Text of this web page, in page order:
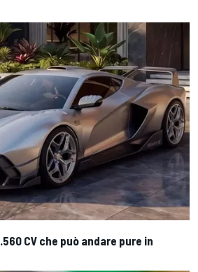
CV che può andare pure in